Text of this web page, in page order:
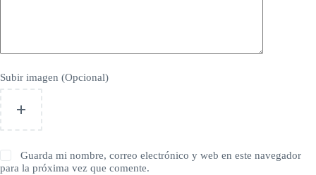
Subir imagen (Opcional)
Guarda mi nombre, correo electrónico y web en este navegador
para la próxima vez que comente.